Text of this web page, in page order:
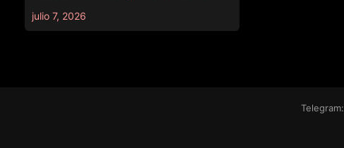
julio 7, 2026
Telegram: